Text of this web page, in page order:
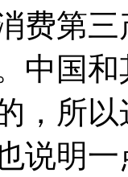
费第
中国
，所
说明